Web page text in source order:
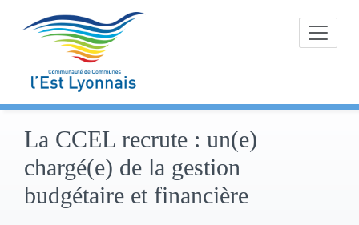
La CCEL recrute : un(e)
chargé(e) de la gestion
budgétaire et financière